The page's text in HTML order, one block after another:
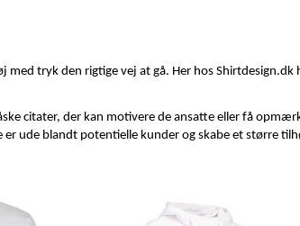
tryk den rigtige vej at gå. Her hos
citater, der kan motivere de ansatte eller få
ude blandt potentielle kunder og skabe et større
Jakker / Softshell